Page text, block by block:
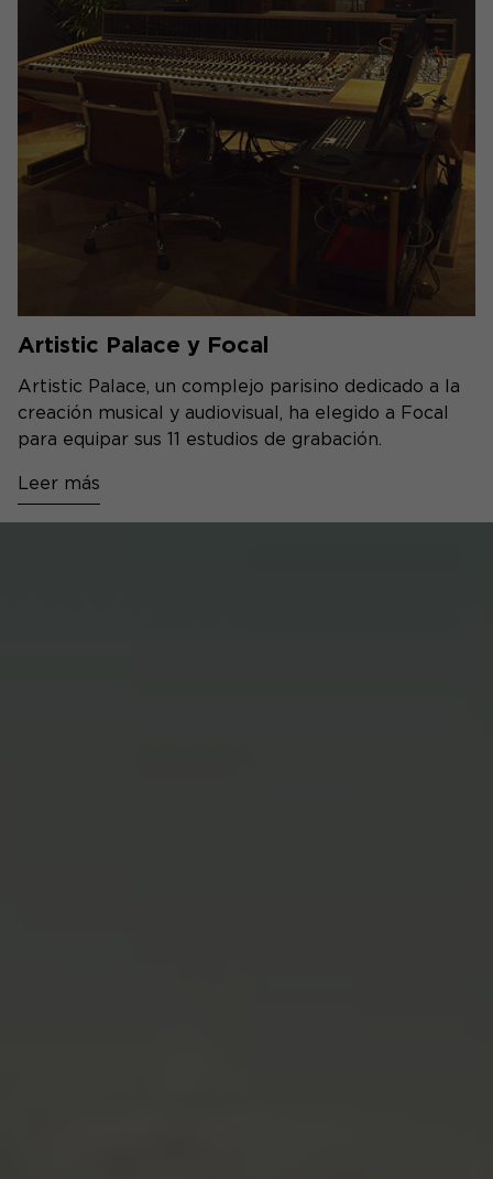
Artistic Palace y Focal
Artistic Palace, un complejo parisino dedicado a la
creación musical y audiovisual, ha elegido a Focal
para equipar sus 11 estudios de grabación.
Leer más